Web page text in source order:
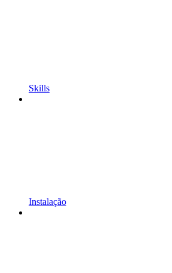
Skills
Instalação